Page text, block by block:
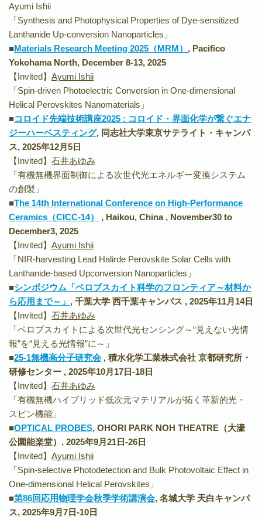
Ayumi Ishii
「Synthesis and Photophysical Properties of Dye-sensitized
Lanthanide Up-conversion Nanoparticles」
■Materials Research Meeting 2025（MRM） , Pacifico
Yokohama North, December 8-13, 2025
【Invited】 Ayumi Ishii
「Spin-driven Photoelectric Conversion in One-dimensional
Helical Perovskites Nanomaterials」
■コロイド先端技術講座2025 : コロイド・界面化学が繋ぐエナ
ジーハーベスティング, 同志社大学東京サテライト・キャンパ
ス, 2025年12月5日
【Invited】 石井あゆみ
「有機無機界面制御による次世代光エネルギー変換システム
の創製」
■The 14th International Conference on High-Performance
Ceramics（CICC-14）
, Haikou, China , November30 to
December3, 2025
【Invited】 Ayumi Ishii
「NIR-harvesting Lead Halirde Perovskite Solar Cells with
Lanthanide-based Upconversion Nanoparticles」
■シンポジウム「ペロブスカイト科学のフロンティア～材料か
ら応用まで～」 , 千葉大学 西千葉キャンパス , 2025年11月14日
【Invited】 石井あゆみ
「ペロブスカイトによる次世代光センシング～“見えない光情
報”を“見える光情報”に～」
■25-1無機高分子研究会 , 積水化学工業株式会社 京都研究所・
研修センター , 2025年10月17日-18日
【Invited】 石井あゆみ
「有機無機ハイブリッド低次元マテリアルが拓く革新的光・
スピン機能」
■OPTICAL PROBES, OHORI PARK NOH THEATRE（大濠
公園能楽堂）, 2025年9月21日-26日
【Invited】 Ayumi Ishii
「Spin-selective Photodetection and Bulk Photovoltaic Effect in
One-dimensional Helical Perovskites」
■第86回応用物理学会秋季学術講演会, 名城大学 天白キャンパ
ス, 2025年9月7日-10日